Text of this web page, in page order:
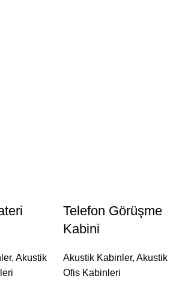
, Akustik
Telefon Görüşme
Kabini
Akustik Kabinler, Akustik
Ofis Kabinleri